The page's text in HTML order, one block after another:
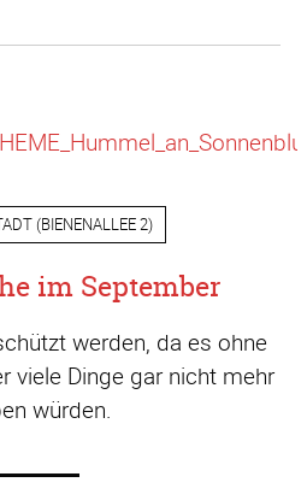
(BIENENALLEE 2)
im September
werden, da es ohne
viele Dinge gar nicht mehr
würden.